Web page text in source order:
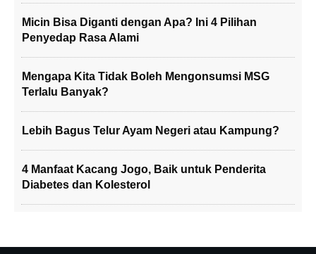
Micin Bisa Diganti dengan Apa? Ini 4 Pilihan
Penyedap Rasa Alami
Mengapa Kita Tidak Boleh Mengonsumsi MSG
Terlalu Banyak?
Lebih Bagus Telur Ayam Negeri atau Kampung?
4 Manfaat Kacang Jogo, Baik untuk Penderita
Diabetes dan Kolesterol